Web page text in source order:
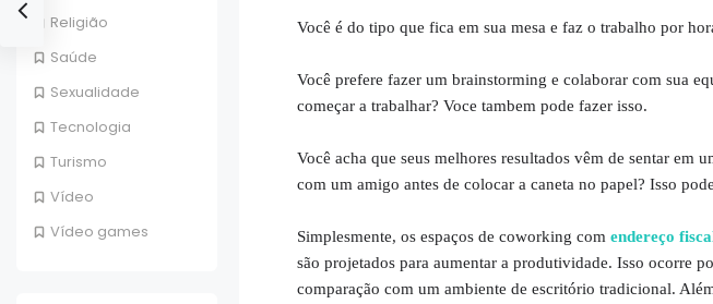
Religião
Saúde
Sexualidade
Tecnologia
Turismo
Vídeo
Vídeo games
Você é do tipo que fica em sua mesa e faz o trabalho por
Você prefere fazer um brainstorming e colaborar com sua
começar a trabalhar? Voce tambem pode fazer isso.
Você acha que seus melhores resultados vêm de sentar em
com um amigo antes de colocar a caneta no papel? Isso
Simplesmente, os espaços de coworking com endereço
são projetados para aumentar a produtividade. Isso ocorre
comparação com um ambiente de escritório tradicional.